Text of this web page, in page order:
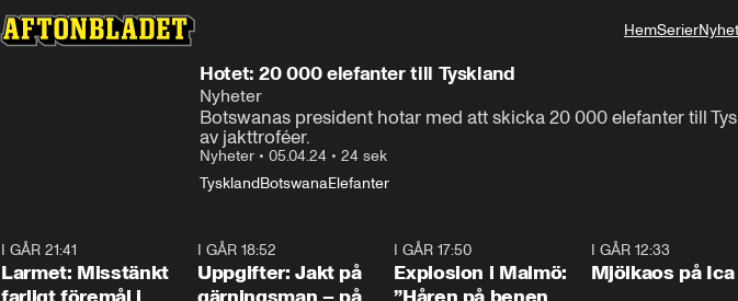
HemSerier
Hotet: 20 000 elefanter till Tyskland
Nyheter
Botswanas president hotar med att skicka 20 000 elefanter till
av jakttroféer.
Nyheter • 05.04.24 • 24 sek
TysklandBotswanaElefanter
I GÅR 21:41
Larmet: Misstänkt
I GÅR 18:52
Uppgifter: Jakt på
I GÅR 17:50
Explosion i Malmö:
I GÅR 12:33
Mjölkaos på